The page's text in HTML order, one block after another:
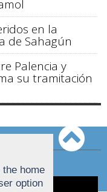
en la
de Sahagún
Palencia y
su tramitación
DE USO
cookies:
the home
option